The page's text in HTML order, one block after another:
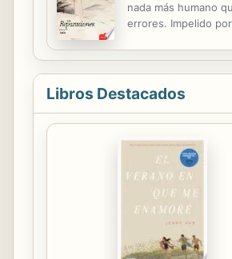
nada más humano
errores. Impelido
Libros Destacados